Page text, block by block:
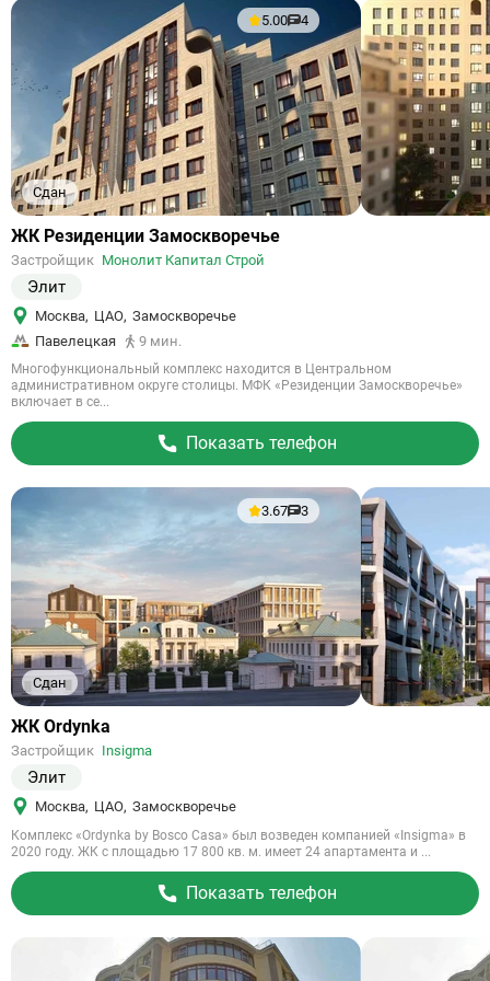
Сдан
5.00 4
Ссылка
объект
ЖК Резиденции Замоскворечье
Застройщик Монолит Капитал Строй
Элит
Москва, ЦАО, Замоскворечье
Павелецкая
9 мин.
Многофункциональный комплекс находится в Центральном
административном округе столицы. МФК «Резиденции Замоскворечье»
включает в се...
Показать телефон
Сдан
3.67 3
Ссылка
объект
ЖК Ordynka
Застройщик Insigma
Элит
Москва, ЦАО, Замоскворечье
Комплекс «Ordynka by Bosco Casa» был возведен компанией «Insigma» в
2020 году. ЖК с площадью 17 800 кв. м. имеет 24 апартамента и ...
Показать телефон